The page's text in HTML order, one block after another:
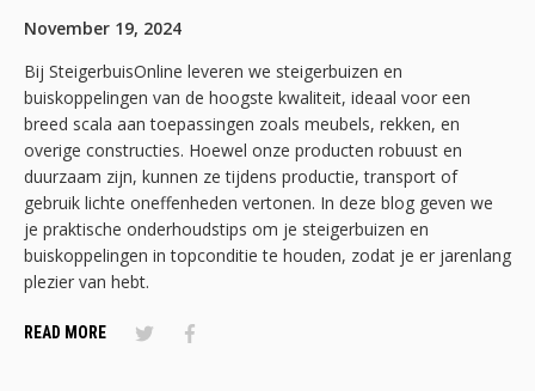
November 19, 2024
Bij SteigerbuisOnline leveren we steigerbuizen en
buiskoppelingen van de hoogste kwaliteit, ideaal voor een
breed scala aan toepassingen zoals meubels, rekken, en
overige constructies. Hoewel onze producten robuust en
duurzaam zijn, kunnen ze tijdens productie, transport of
gebruik lichte oneffenheden vertonen. In deze blog geven we
je praktische onderhoudstips om je steigerbuizen en
buiskoppelingen in topconditie te houden, zodat je er jarenlang
plezier van hebt.
READ MORE